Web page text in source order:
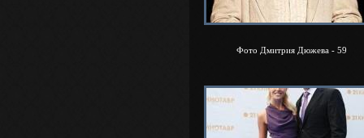
Фото Дмитрия Дюжева - 59